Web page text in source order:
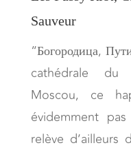
Sauveur
“Богородица,
cathédrale
Moscou, ce
évidemment
relève d’ailleurs